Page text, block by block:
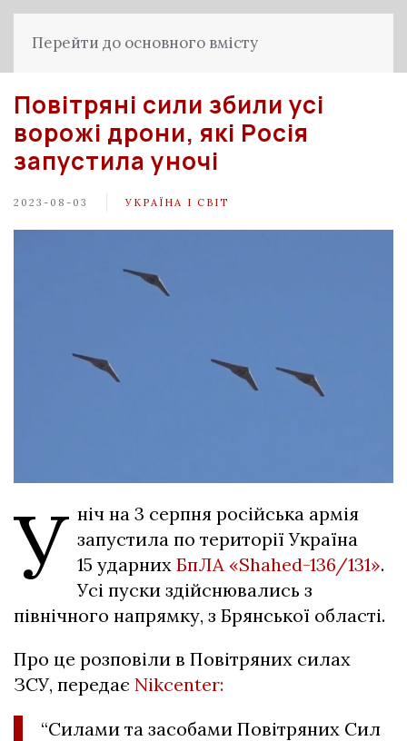
Перейти до основного вмісту
Повітряні сили збили усі
ворожі дрони, які Росія
запустила уночі
2023-08-03 УКРАЇНА І СВІТ
У ніч на 3 серпня російська армія
запустила по території Україна
15 ударних БпЛА «Shahed-136/131».
Усі пуски здійснювались з
північного напрямку, з Брянської області.
Про це розповіли в Повітряних силах
ЗСУ, передає Nikcenter:
“Силами та засобами Повітряних Сил